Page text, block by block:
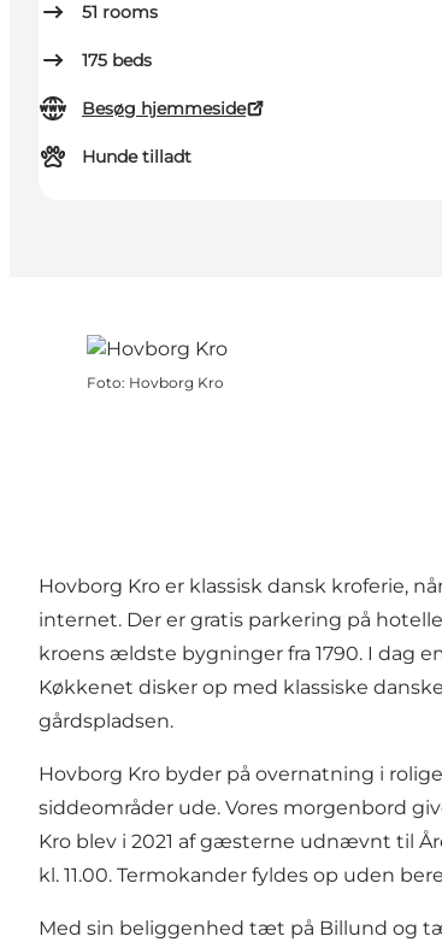
51 rooms
175 beds
Besøg hjemmeside
Hunde tilladt
Foto: Hovborg Kro
Hovborg Kro er klassisk dansk kroferie,
internet. Der er gratis parkering på
kroens ældste bygninger fra 1790. I dag
Køkkenet disker op med klassiske
gårdspladsen.
Hovborg Kro byder på overnatning i
siddeområder ude. Vores morgenbord
Kro blev i 2021 af gæsterne udnævnt til
kl. 11.00. Termokander fyldes op uden
Med sin beliggenhed tæt på Billund og